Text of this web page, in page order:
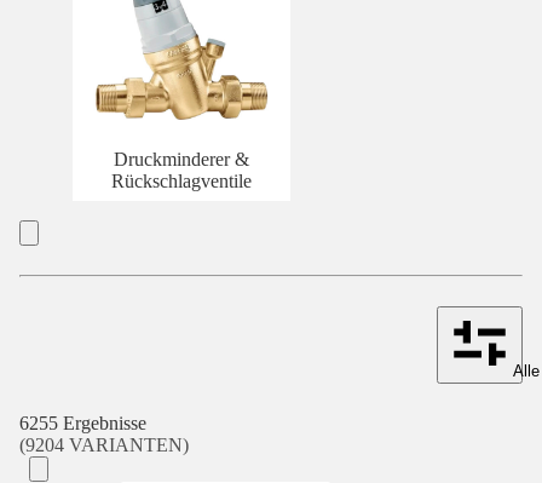
Druckminderer &
Rückschlagventile
6255 Ergebnisse
(9204 VARIANTEN)